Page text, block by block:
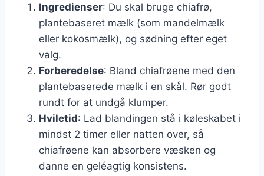
Ingredienser: Du skal bruge chiafrø,
plantebaseret mælk (som mandelmælk
eller kokosmælk), og sødning efter eget
valg.
Forberedelse: Bland chiafrøene med den
plantebaserede mælk i en skål. Rør godt
rundt for at undgå klumper.
Hviletid: Lad blandingen stå i køleskabet i
mindst 2 timer eller natten over, så
chiafrøene kan absorbere væsken og
danne en geléagtig konsistens.